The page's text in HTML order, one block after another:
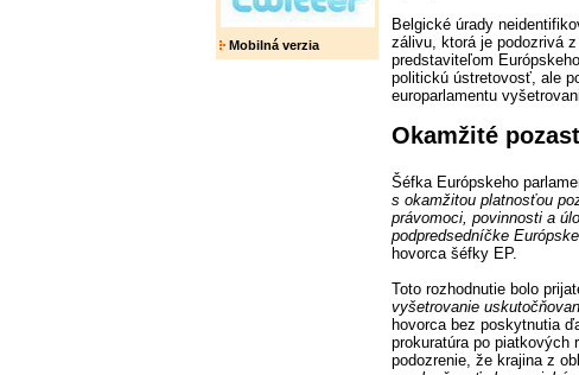
Mobilná verzia
Belgické úrady
zálivu, ktorá je podozrivá
predstaviteľom
politickú ústretovosť, ale
europarlamentu
Okamžité
Šéfka Európskeho
s okamžitou platnosťou
právomoci, povinnosti a
podpredsedníčke
hovorca šéfky EP.
Toto rozhodnutie bolo
vyšetrovanie
hovorca bez poskytnutia
prokuratúra po piatkových
podozrenie, že krajina z